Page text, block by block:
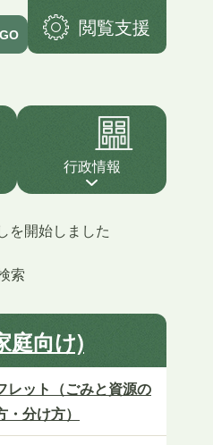
GO 閲覧支援
行政情報
を開始しました
索
庭向け)
レット（ごみと資源の
・分け方）